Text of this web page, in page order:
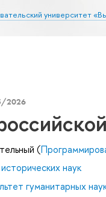
университет
2026
(
наук
гуманитарных